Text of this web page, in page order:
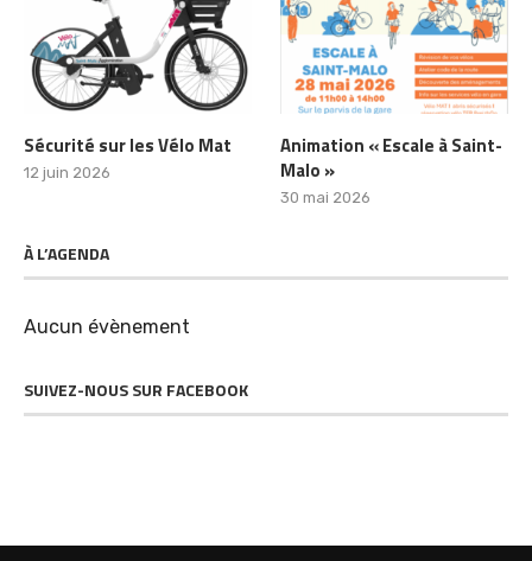
Sécurité sur les Vélo Mat
12 juin 2026
Animation « Escale à Saint-
Malo »
30 mai 2026
À L’AGENDA
Aucun évènement
SUIVEZ-NOUS SUR FACEBOOK